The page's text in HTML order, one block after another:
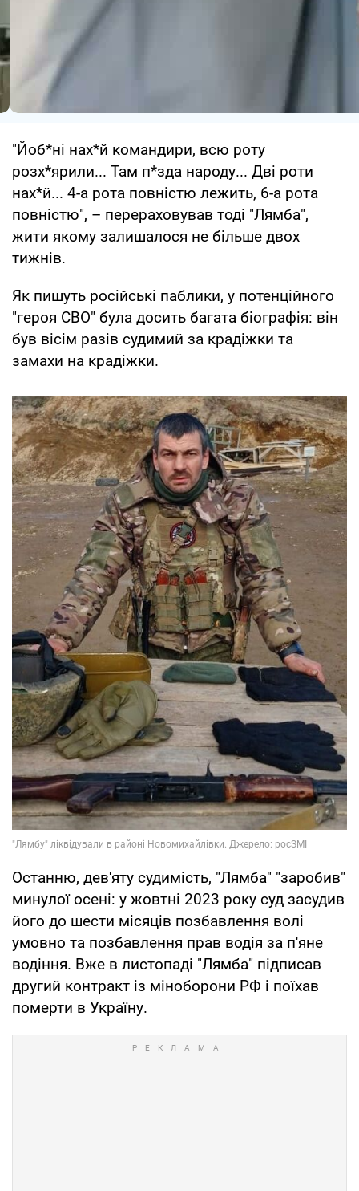
"Йоб*ні нах*й командири, всю роту
розх*ярили... Там п*зда народу... Дві роти
нах*й... 4-а рота повністю лежить, 6-а рота
повністю", – перераховував тоді "Лямба",
жити якому залишалося не більше двох
тижнів.
Як пишуть російські паблики, у потенційного
"героя СВО" була досить багата біографія: він
був вісім разів судимий за крадіжки та
замахи на крадіжки.
Останню, дев'яту судимість, "Лямба" "заробив"
минулої осені: у жовтні 2023 року суд засудив
його до шести місяців позбавлення волі
умовно та позбавлення прав водія за п'яне
водіння. Вже в листопаді "Лямба" підписав
другий контракт із міноборони РФ і поїхав
померти в Україну.